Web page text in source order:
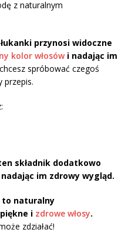
z naturalnym
przynosi widoczne
kolor włosówi nadając im
spróbować czegoś
przepis.
składnik dodatkowo
nadając im zdrowy wygląd.
to naturalny
i zdrowe włosy.
zdziałać!